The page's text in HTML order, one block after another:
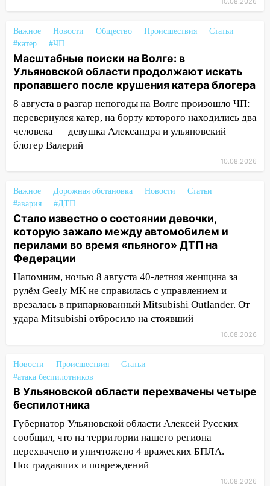
квартир сиротам и детям, оставшихся
без попечения родителей
13:36 «Мама, я умру?»: очевидец
«пьяной» аварии, в которой маленькую
девочку зажало между автомобилем и
перилами, рассказал о событиях
ужасной ночи
13:05
17-летний парень находился за
рулем мотоцикла во время ДТП в Новом
сегодняшнюю аварию
12:59
Губернатор Ульяновской области
выразил соболезнования в связи с
трагедией в Нижнекамске
12:53 Число погибших в Нижнекамске
выросло до 13 человек, среди них есть
ребенок
12:46 Масштабные поиски на Волге: в
Ульяновской области продолжают
искать пропавшего после крушения
11:53
Стало известно о состоянии
девочки, которую зажало между
автомобилем и перилами во время
«пьяного» ДТП на Федерации
11:29 Сергей Клопков назначен
начальником управления
административно-технического
контроля администрации Ульяновска
Важное Новости Общество Происшествия
Статьи
#катер
#ЧП
Масштабные поиски на Волге: в
Ульяновской области продолжают искать
пропавшего после крушения катера блогера
8 августа в разгар непогоды на Волге произошло ЧП:
перевернулся катер, на борту которого находились два
человека — девушка Александра и ульяновский
блогер Валерий
10.08.2026
Важное Дорожная обстановка Новости
Статьи
#авария
#ДТП
Стало известно о состоянии девочки,
которую зажало между автомобилем и
перилами во время «пьяного» ДТП на
Федерации
Напомним, ночью 8 августа 40-летняя женщина за
рулём Geely MK не справилась с управлением и
врезалась в припаркованный Mitsubishi Outlander. От
удара Mitsubishi отбросило на стоявший
10.08.2026
Новости Происшествия
Статьи
#атака беспилотников
В Ульяновской области перехвачены четыре
беспилотника
Губернатор Ульяновской области Алексей Русских
сообщил, что на территории нашего региона
перехвачено и уничтожено 4 вражеских БПЛА.
Пострадавших и повреждений
10.08.2026